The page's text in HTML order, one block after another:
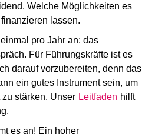
Welche Möglichkeiten es
lassen.
pro Jahr an: das
Für Führungskräfte ist es
darauf vorzubereiten, denn das
ein gutes Instrument sein, um
stärken. Unser Leitfaden hilft
es an! Ein hoher